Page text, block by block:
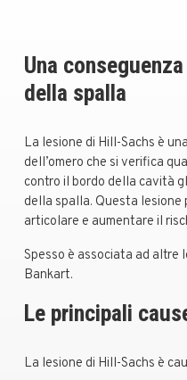
Una
della spalla
La lesione di Hill-Sachs è
dell’omero che si verifica
contro il bordo della cavità
della spalla. Questa
articolare e aumentare il
Spesso è associata ad altre
Bankart.
Le principali
La lesione di Hill-Sachs è